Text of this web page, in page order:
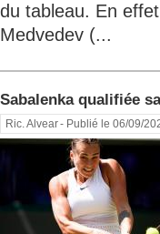
du tableau. En
Medvedev (...
Sabalenka qualifiée
Ric. Alvear- Publié le 06/09/